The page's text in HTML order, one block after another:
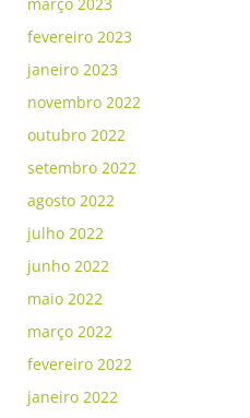
fevereiro 2023
janeiro 2023
novembro 2022
outubro 2022
setembro 2022
agosto 2022
julho 2022
junho 2022
maio 2022
março 2022
fevereiro 2022
janeiro 2022